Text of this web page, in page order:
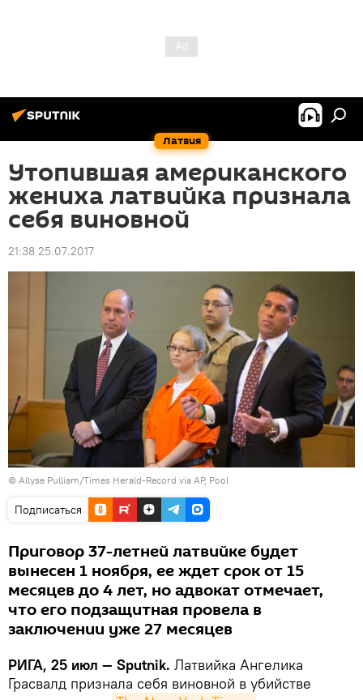
Латвия
Утопившая американского
жениха латвийка признала
себя виновной
21:38 25.07.2017
© Allyse Pulliam/Times Herald-Record via AP, Pool
Подписаться
Приговор 37-летней латвийке будет
вынесен 1 ноября, ее ждет срок от 15
месяцев до 4 лет, но адвокат отмечает,
что его подзащитная провела в
заключении уже 27 месяцев
РИГА, 25 июл — Sputnik. Латвийка Ангелика
Грасвалд признала себя виновной в убийстве